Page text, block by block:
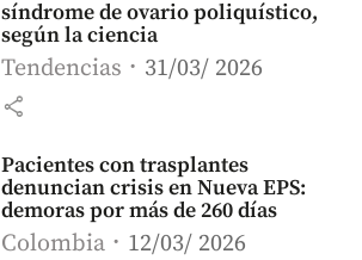
síndrome de ovario poliquístico,
según la ciencia
Tendencias 31/03/ 2026
share
Pacientes con trasplantes
denuncian crisis en Nueva EPS:
demoras por más de 260 días
Colombia 12/03/ 2026